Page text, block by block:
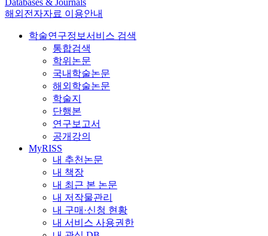
Databases & Journals
해외전자자료 이용안내
학술연구정보서비스 검색
통합검색
학위논문
국내학술논문
해외학술논문
학술지
단행본
연구보고서
공개강의
MyRISS
내 추천논문
내 책장
내 최근 본 논문
내 저작물관리
내 구매·신청 현황
내 서비스 사용권한